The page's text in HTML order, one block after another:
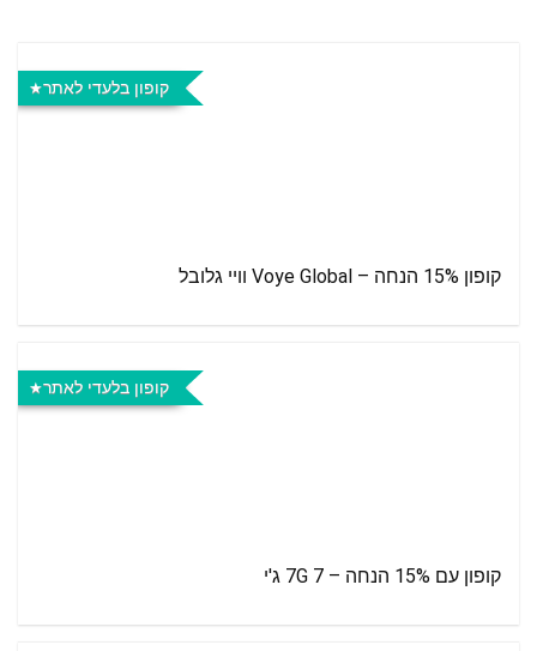
קופון בלעדי לאתר
קופון 15% הנחה – Voye Global וויי גלובל
קופון בלעדי לאתר
קופון עם 15% הנחה – 7G 7 ג'י